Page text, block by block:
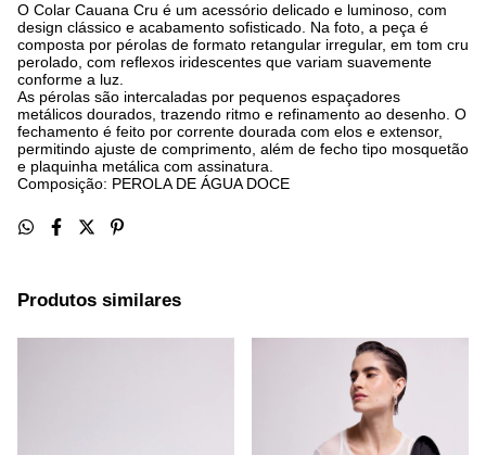
O Colar Cauana Cru é um acessório delicado e luminoso, com
design clássico e acabamento sofisticado. Na foto, a peça é
composta por pérolas de formato retangular irregular, em tom cru
perolado, com reflexos iridescentes que variam suavemente
conforme a luz.
As pérolas são intercaladas por pequenos espaçadores
metálicos dourados, trazendo ritmo e refinamento ao desenho. O
fechamento é feito por corrente dourada com elos e extensor,
permitindo ajuste de comprimento, além de fecho tipo mosquetão
e plaquinha metálica com assinatura.
Composição: PEROLA DE ÁGUA DOCE
Produtos similares